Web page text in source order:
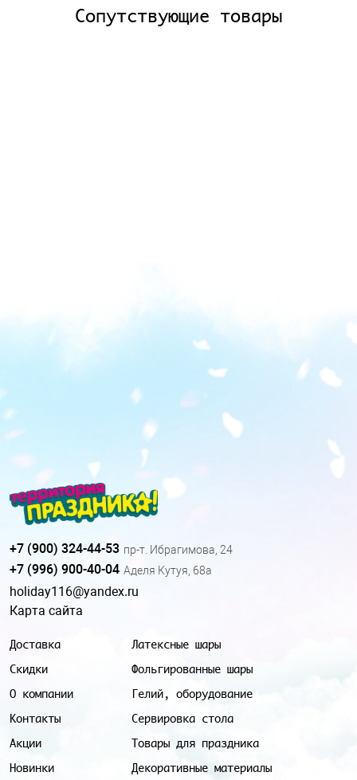
Сопутствующие товары
Доставка
Скидки
О компании
Контакты
Акции
Новинки
Латексные шары
Фольгированные шары
Гелий, оборудование
Сервировка стола
Товары для праздника
Декоративные материалы
+7 (900) 324-44-53 пр-т. Ибрагимова, 24
+7 (996) 900-40-04 Аделя Кутуя, 68а
holiday116@yandex.ru
Карта сайта